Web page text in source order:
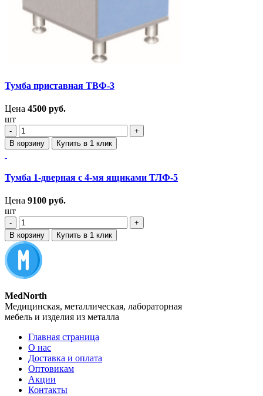
Тумба приставная ТВФ-3
Цена 4500 руб.
шт
‐
+
В корзину
Купить в 1 клик
Тумба 1-дверная с 4-мя ящиками ТЛФ-5
Цена 9100 руб.
шт
‐
+
В корзину
Купить в 1 клик
MedNorth
Медицинская, металлическая, лабораторная
мебель и изделия из металла
Главная страница
О нас
Доставка и оплата
Оптовикам
Акции
Контакты